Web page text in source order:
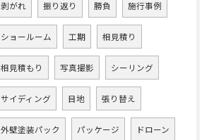
剥がれ 振り返り 勝負 施行事例
ショールーム 工期 相見積り
相見積もり 写真撮影 シーリング
サイディング 目地 張り替え
外壁塗装パック パッケージ ドローン